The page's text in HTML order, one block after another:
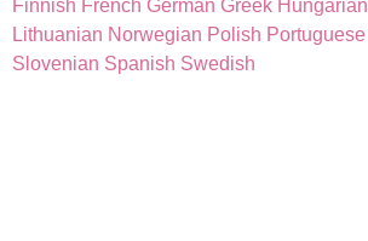
Finnish French German Greek Hungarian
Lithuanian Norwegian Polish Portuguese
Slovenian Spanish Swedish